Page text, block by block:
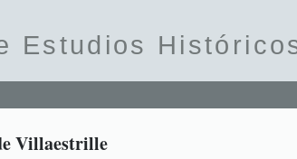
Estudios
Villaestrille